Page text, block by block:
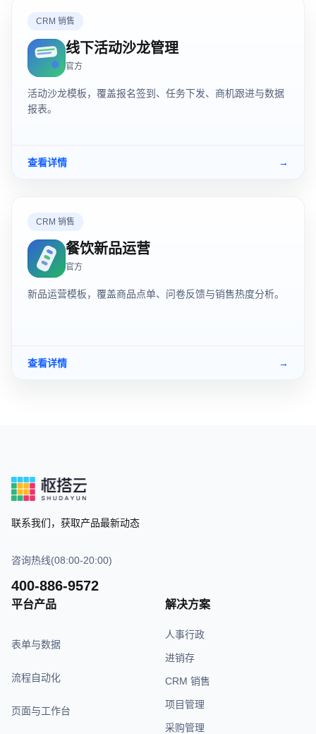
CRM 销售
线下活动沙龙管理
官方
活动沙龙模板，覆盖报名签到、任务下发、商机跟进与数据
报表。
查看详情 →
CRM 销售
餐饮新品运营
官方
新品运营模板，覆盖商品点单、问卷反馈与销售热度分析。
查看详情 →
联系我们，获取产品最新动态
咨询热线(08:00-20:00)
400-886-9572
平台产品
表单与数据
流程自动化
页面与工作台
解决方案
人事行政
进销存
CRM 销售
项目管理
采购管理